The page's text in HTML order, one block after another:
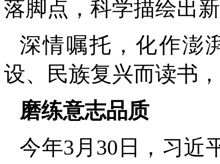
落脚点，科学描绘出
深情嘱托，化作澎
设、民族复兴而读书
磨练意志品质
今年3月30日，习近